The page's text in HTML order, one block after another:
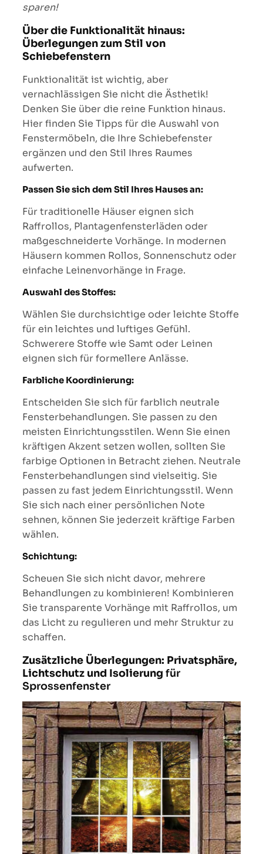
sparen!
Über die Funktionalität hinaus:
Überlegungen zum Stil von
Schiebefenstern
Funktionalität ist wichtig, aber
vernachlässigen Sie nicht die Ästhetik!
Denken Sie über die reine Funktion hinaus.
Hier finden Sie Tipps für die Auswahl von
Fenstermöbeln, die Ihre Schiebefenster
ergänzen und den Stil Ihres Raumes
aufwerten.
Passen Sie sich dem Stil Ihres Hauses an:
Für traditionelle Häuser eignen sich
Raffrollos, Plantagenfensterläden oder
maßgeschneiderte Vorhänge. In modernen
Häusern kommen Rollos, Sonnenschutz oder
einfache Leinenvorhänge in Frage.
Auswahl des Stoffes:
Wählen Sie durchsichtige oder leichte Stoffe
für ein leichtes und luftiges Gefühl.
Schwerere Stoffe wie Samt oder Leinen
eignen sich für formellere Anlässe.
Farbliche Koordinierung:
Entscheiden Sie sich für farblich neutrale
Fensterbehandlungen. Sie passen zu den
meisten Einrichtungsstilen. Wenn Sie einen
kräftigen Akzent setzen wollen, sollten Sie
farbige Optionen in Betracht ziehen. Neutrale
Fensterbehandlungen sind vielseitig. Sie
passen zu fast jedem Einrichtungsstil. Wenn
Sie sich nach einer persönlichen Note
sehnen, können Sie jederzeit kräftige Farben
wählen.
Schichtung:
Scheuen Sie sich nicht davor, mehrere
Behandlungen zu kombinieren! Kombinieren
Sie transparente Vorhänge mit Raffrollos, um
das Licht zu regulieren und mehr Struktur zu
schaffen.
Zusätzliche Überlegungen: Privatsphäre,
Lichtschutz und Isolierung für
Sprossenfenster